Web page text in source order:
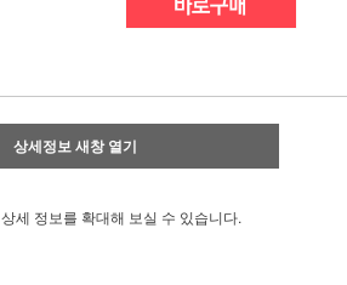
상세정보 새창 열기
상세 정보를 확대해 보실 수 있습니다.